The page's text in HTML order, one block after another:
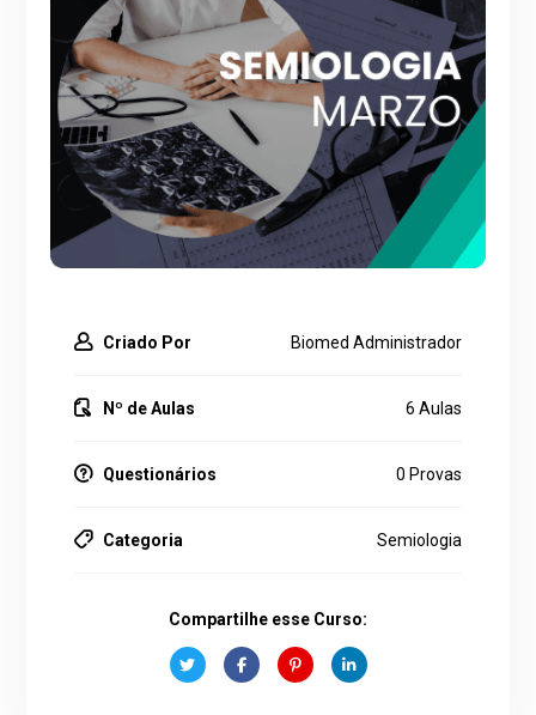
Criado Por Biomed Administrador
Nº de Aulas 6 Aulas
Questionários 0 Provas
Categoria Semiologia
Compartilhe esse Curso: